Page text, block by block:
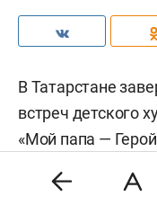
В Татарстане
встреч детского
«Мой папа —
операции,